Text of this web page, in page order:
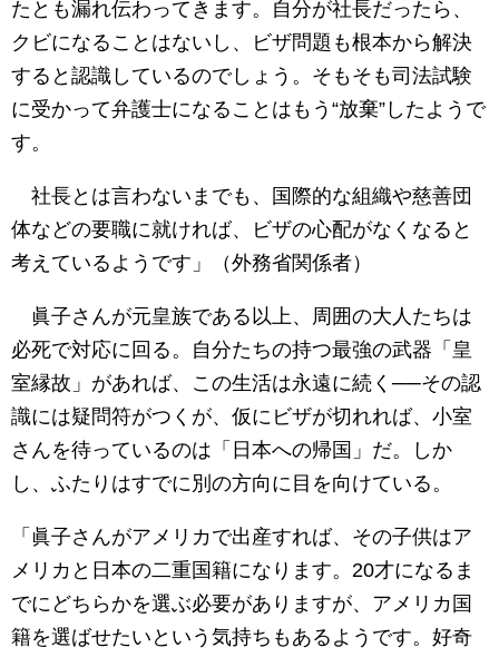
たとも漏れ伝わってきます。自分が社長だったら、
クビになることはないし、ビザ問題も根本から解決
すると認識しているのでしょう。そもそも司法試験
に受かって弁護士になることはもう“放棄”したようで
す。
社長とは言わないまでも、国際的な組織や慈善団
体などの要職に就ければ、ビザの心配がなくなると
考えているようです」（外務省関係者）
眞子さんが元皇族である以上、周囲の大人たちは
必死で対応に回る。自分たちの持つ最強の武器「皇
室縁故」があれば、この生活は永遠に続く──その認
識には疑問符がつくが、仮にビザが切れれば、小室
さんを待っているのは「日本への帰国」だ。しか
し、ふたりはすでに別の方向に目を向けている。
「眞子さんがアメリカで出産すれば、その子供はア
メリカと日本の二重国籍になります。20才になるま
でにどちらかを選ぶ必要がありますが、アメリカ国
籍を選ばせたいという気持ちもあるようです。好奇